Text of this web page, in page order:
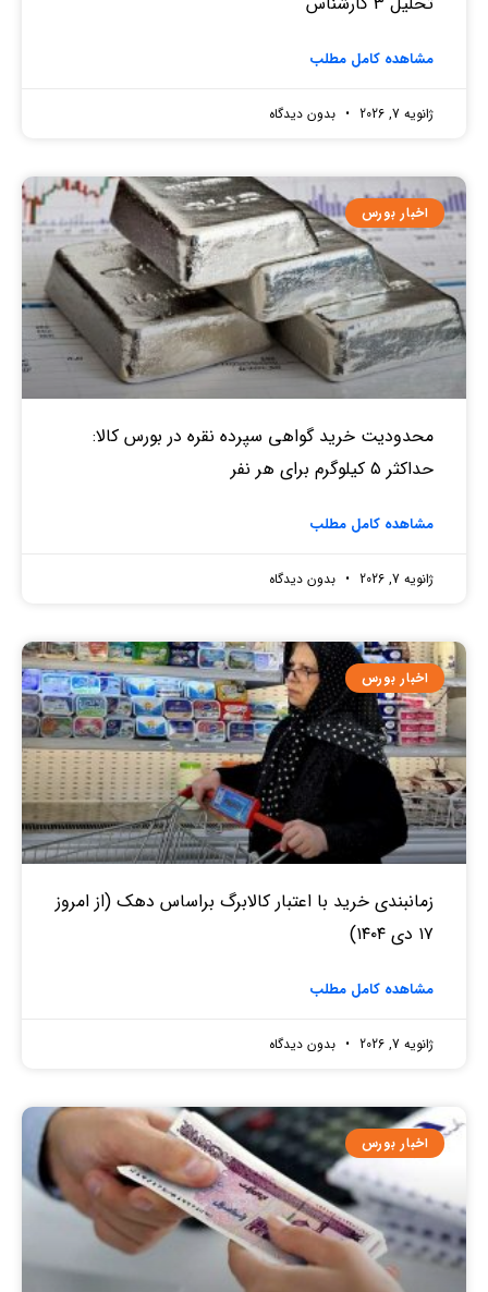
مشاهده کامل مطلب
ژانویه 7, 2026 بدون دیدگاه
اخبار بورس
محدودیت خرید گواهی سپرده نقره در بورس کالا:
حداکثر ۵ کیلوگرم برای هر نفر
مشاهده کامل مطلب
ژانویه 7, 2026 بدون دیدگاه
اخبار بورس
زمانبندی خرید با اعتبار کالابرگ براساس دهک (از امروز
۱۷ دی ۱۴۰۴)
مشاهده کامل مطلب
ژانویه 7, 2026 بدون دیدگاه
اخبار بورس